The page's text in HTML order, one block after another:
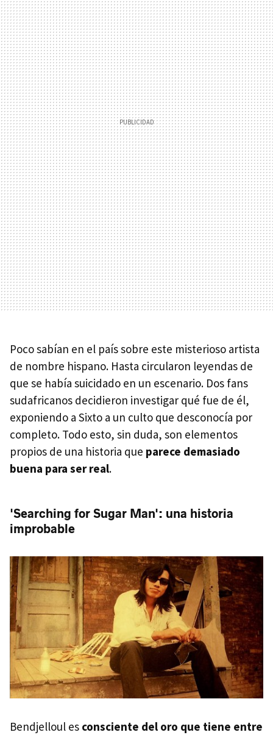
Poco sabían en el país sobre este misterioso artista
de nombre hispano. Hasta circularon leyendas de
que se había suicidado en un escenario. Dos fans
sudafricanos decidieron investigar qué fue de él,
exponiendo a Sixto a un culto que desconocía por
completo. Todo esto, sin duda, son elementos
propios de una historia que parece demasiado
buena para ser real.
'Searching for Sugar Man': una historia
improbable
Bendjelloul es consciente del oro que tiene entre